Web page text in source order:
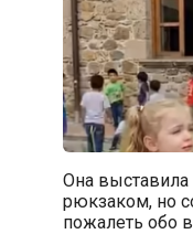
Она выставила
рюкзаком, но
пожалеть обо